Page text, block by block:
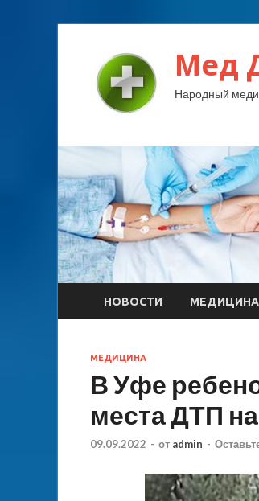
Мед
Народный
НОВОСТИ МЕДИЦИНА
МЕДИЦИНА
В Уфе
места ДТП
09.09.2022 - от admin -